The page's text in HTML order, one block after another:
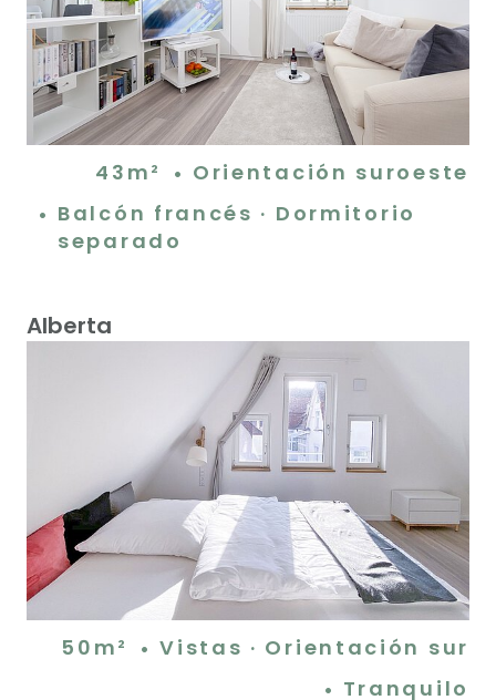
43m²
Orientación suroeste
Balcón francés · Dormitorio
separado
Alberta
50m²
Vistas · Orientación sur
Tranquilo